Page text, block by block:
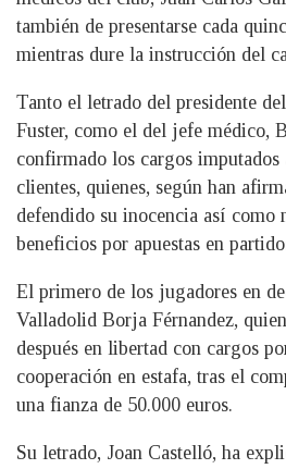
también de presentarse cada
mientras dure la instrucción del
Tanto el letrado del presidente
Fuster, como el del jefe médico,
confirmado los cargos imputados
clientes, quienes, según han
defendido su inocencia así como
beneficios por apuestas en
El primero de los jugadores en
Valladolid Borja Férnandez,
después en libertad con cargos
cooperación en estafa, tras el
una fianza de 50.000 euros.
Su letrado, Joan Castelló, ha